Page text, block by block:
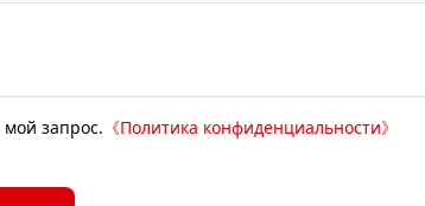
запрос. 《Политика конфиденциальности》